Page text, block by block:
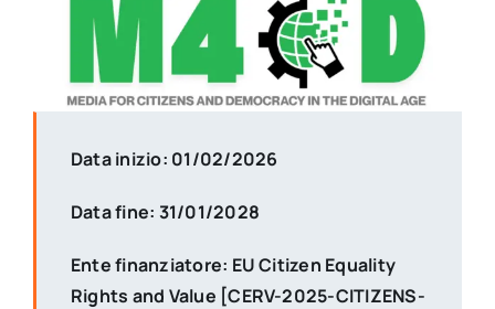
Newsletter
Data inizio: 01/02/2026
Data fine: 31/01/2028
Ente finanziatore: EU Citizen Equality
Rights and Value [CERV-2025-CITIZENS-